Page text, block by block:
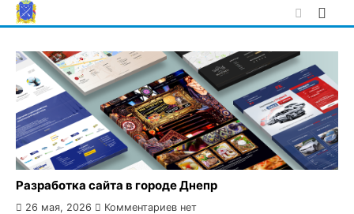
Skip
to
Разработка сайта в городе Днепр
26 мая, 2026 Комментариев нет